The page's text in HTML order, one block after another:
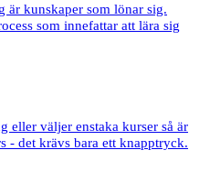
är kunskaper som lönar sig.
som innefattar att lära sig
eller väljer enstaka kurser så är
- det krävs bara ett knapptryck.